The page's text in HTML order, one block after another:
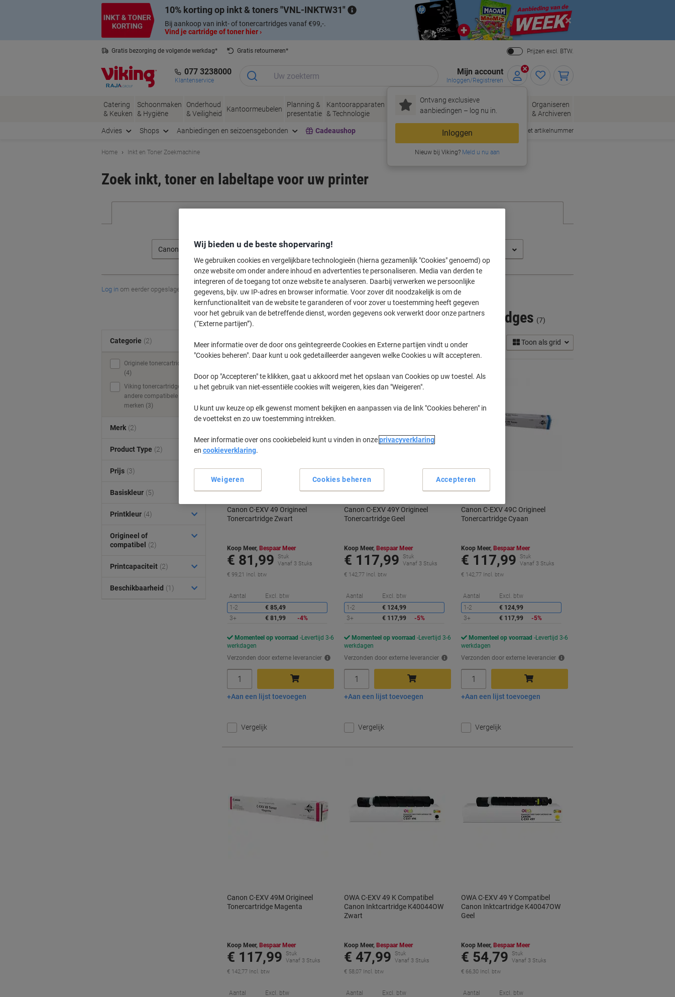
10% korting op inkt & toners VNL-INKTW31
Bij aankoop van inkt- of tonercartridges vanaf €99,-.
Vind je cartridge of toner hier ›
Close
Gratis bezorging de volgende werkdag*
Gratis retourneren*
Prijzen excl. BTW.
077 3238000
Klantenservice
Mijn account
Inloggen/Registreren
Ontvang exclusieve
aanbiedingen – log nu in.
Inloggen
Nieuw bij Viking?Meld u nu aan
Catering
& Keuken
Schoonmaken
& Hygiëne
Onderhoud
& Veiligheid
Kantoormeubelen
Planning &
presentatie
Kantoorapparaten
& Technologie
Inkt &
Toner
Papier, Enveloppen
& Verpakken
Kantoorartikelen
Organiseren
& Archiveren
Advies Shops Aanbiedingen en seizoensgebonden Cadeaushop Snel bestellen met artikelnummer
Home Inkt en Toner Zoekmachine
Zoek inkt, toner en labeltape voor uw printer
Canon IR Advance C
Log in om eerder opgeslagen printers en/of eerder gekochte cartridges te tonen
Canon IR Advance C 3330 I Printer Toner Cartridges (7)
Sorteer op: Toon als grid
Canon C-EXV 49 Origineel
Tonercartridge Zwart
Koop Meer, Bespaar Meer
€ 81,99
Stuk
Vanaf 3 Stuks
€ 99,21 Incl. btw
Aantal Excl. btw
Korting
1-2
€ 85,49
3+
€ 81,99 -4%
Momenteel op voorraad
Levertijd 3-6
werkdagen
Verzonden door externe leverancier
In winkelwagen
Aan een lijst toevoegen
Vergelijk
Canon C-EXV 49Y Origineel
Tonercartridge Geel
Koop Meer, Bespaar Meer
€ 117,99
Stuk
Vanaf 3 Stuks
€ 142,77 Incl. btw
Aantal Excl. btw
Korting
1-2
€ 124,99
3+
€ 117,99 -5%
Momenteel op voorraad
Levertijd 3-6
werkdagen
Verzonden door externe leverancier
In winkelwagen
Aan een lijst toevoegen
Vergelijk
Canon C-EXV 49C Origineel
Tonercartridge Cyaan
Koop Meer, Bespaar Meer
€ 117,99
Stuk
Vanaf 3 Stuks
€ 142,77 Incl. btw
Aantal Excl. btw
1-2
€ 124,99
3+
€ 117,99 -5%
Momenteel op voorraad
Levertijd 3-6
werkdagen
Verzonden door externe leverancier
In winkelwagen
Aan een lijst toevoegen
Vergelijk
Canon C-EXV 49M Origineel
Tonercartridge Magenta
Koop Meer, Bespaar Meer
€ 117,99
Stuk
Vanaf 3 Stuks
€ 142,77 Incl. btw
Aantal Excl. btw
Korting
OWA C-EXV 49 K Compatibel
Canon Inktcartridge K40044OW
Zwart
Koop Meer, Bespaar Meer
€ 47,99
Stuk
Vanaf 3 Stuks
€ 58,07 Incl. btw
Aantal Excl. btw
Korting
OWA C-EXV 49 Y Compatibel
Canon Inktcartridge K40047OW
Geel
Koop Meer, Bespaar Meer
€ 54,79
Stuk
Vanaf 3 Stuks
€ 66,30 Incl. btw
Aantal Excl. btw
Categorie (2)
Originele tonercartridges
(4)
Viking tonercartridges &
andere compatibele
merken (3)
Merk (2)
Product Type (2)
Prijs (3)
Basiskleur (5)
Printkleur (4)
Origineel of
compatibel
(2)
Printcapaciteit (2)
Beschikbaarheid (1)
Wij bieden u de beste shopervaring!
We gebruiken cookies en vergelijkbare technologieën (hierna gezamenlijk "Cookies" genoemd) op
onze website om onder andere inhoud en advertenties te personaliseren. Media van derden te
integreren of de toegang tot onze website te analyseren. Daarbij verwerken we persoonlijke
gegevens, bijv. uw IP-adres en browser informatie. Voor zover dit noodzakelijk is om de
kernfunctionaliteit van de website te garanderen of voor zover u toestemming heeft gegeven
voor het gebruik van de betreffende dienst, worden gegevens ook verwerkt door onze partners
(“Externe partijen”).
Meer informatie over de door ons geïntegreerde Cookies en Externe partijen vindt u onder
"Cookies beheren". Daar kunt u ook gedetailleerder aangeven welke Cookies u wilt accepteren.
Door op "Accepteren" te klikken, gaat u akkoord met het opslaan van Cookies op uw toestel. Als
u het gebruik van niet-essentiële cookies wilt weigeren, kies dan "Weigeren".
U kunt uw keuze op elk gewenst moment bekijken en aanpassen via de link "Cookies beheren" in
de voettekst en zo uw toestemming intrekken.
Meer informatie over ons cookiebeleid kunt u vinden in onzeprivacyverklaring
en cookieverklaring.
Cookies beheren
Weigeren Accepteren